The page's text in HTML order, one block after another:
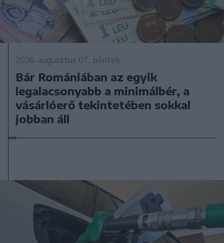
2026. augusztus 07., péntek
Bár Romániában az egyik
legalacsonyabb a minimálbér, a
vásárlóerő tekintetében sokkal
jobban áll